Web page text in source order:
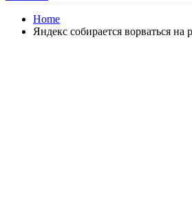
Home
Яндекс собирается ворваться на